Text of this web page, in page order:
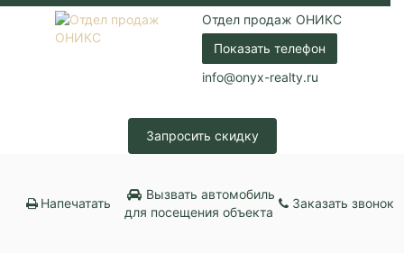
Отдел продаж ОНИКС
Показать телефон
info@onyx-realty.ru
Запросить скидку
Напечатать
Вызвать автомобиль
для посещения объекта
Заказать звонок